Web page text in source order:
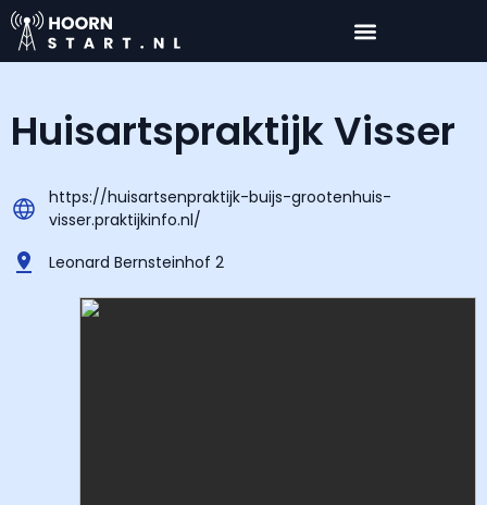
Huisartspraktijk Visser
https://huisartsenpraktijk-buijs-grootenhuis-
visser.praktijkinfo.nl/
Leonard Bernsteinhof 2